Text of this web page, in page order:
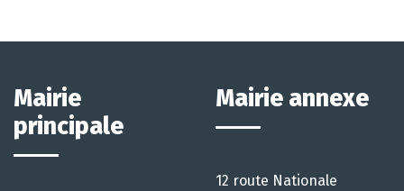
Mairie
principale
Mairie annexe
12 route Nationale